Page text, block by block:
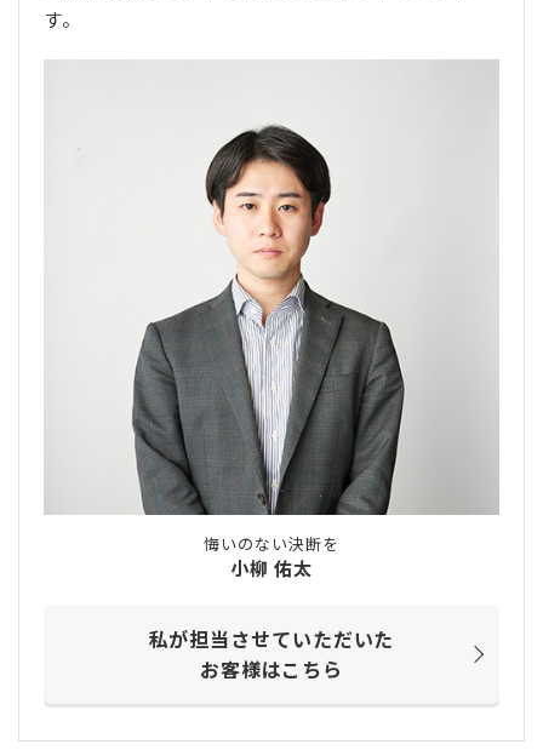
す。
悔いのない決断を
小柳 佑太
私が担当させていただいた
お客様はこちら